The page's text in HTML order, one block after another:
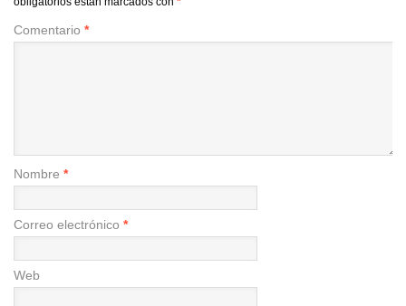
Comentario *
Nombre *
Correo electrónico *
Web